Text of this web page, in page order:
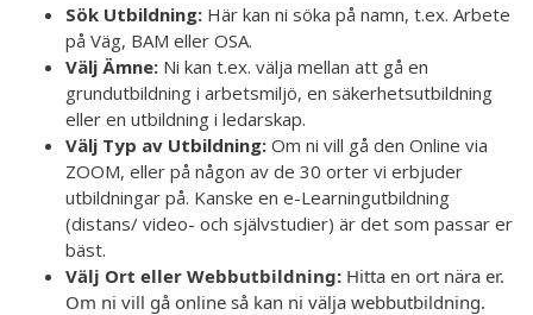
Sök Utbildning: Här kan ni söka på namn, t.ex. Arbete
på Väg, BAM eller OSA.
Välj Ämne: Ni kan t.ex. välja mellan att gå en
grundutbildning i arbetsmiljö, en säkerhetsutbildning
eller en utbildning i ledarskap.
Välj Typ av Utbildning: Om ni vill gå den Online via
ZOOM, eller på någon av de 30 orter vi erbjuder
utbildningar på. Kanske en e-Learningutbildning
(distans/ video- och självstudier) är det som passar er
bäst.
Välj Ort eller Webbutbildning: Hitta en ort nära er.
Om ni vill gå online så kan ni välja webbutbildning.